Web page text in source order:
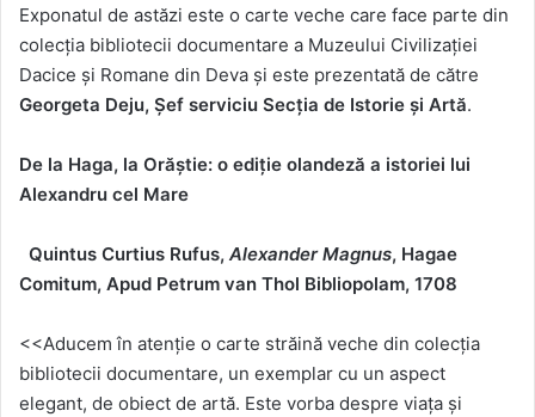
Exponatul de astăzi este o carte veche care face parte din
colecția bibliotecii documentare a Muzeului Civilizației
Dacice și Romane din Deva și este prezentată de către
Georgeta Deju, Șef serviciu Secția de Istorie și Artă.
De la Haga, la Orăștie: o ediție olandeză a istoriei lui
Alexandru cel Mare
Quintus Curtius Rufus, Alexander Magnus, Hagae
Comitum, Apud Petrum van Thol Bibliopolam, 1708
<<Aducem în atenție o carte străină veche din colecția
bibliotecii documentare, un exemplar cu un aspect
elegant, de obiect de artă. Este vorba despre viața și